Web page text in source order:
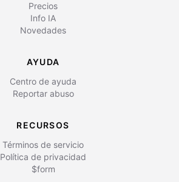
Precios
Info IA
Novedades
AYUDA
Centro de ayuda
Reportar abuso
RECURSOS
Términos de servicio
Política de privacidad
$form